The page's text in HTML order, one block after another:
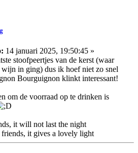
14 januari 2025, 19:50:45 »
stoofpeertjes van de kerst (waar
in ging) dus ik hoef niet zo snel
Bourguignon klinkt interessant!
om de voorraad op te drinken is
it will not last the night
it gives a lovely light